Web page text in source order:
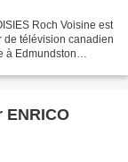
Roch Voisine est
de télévision canadien
à Edmundston
ENRICO